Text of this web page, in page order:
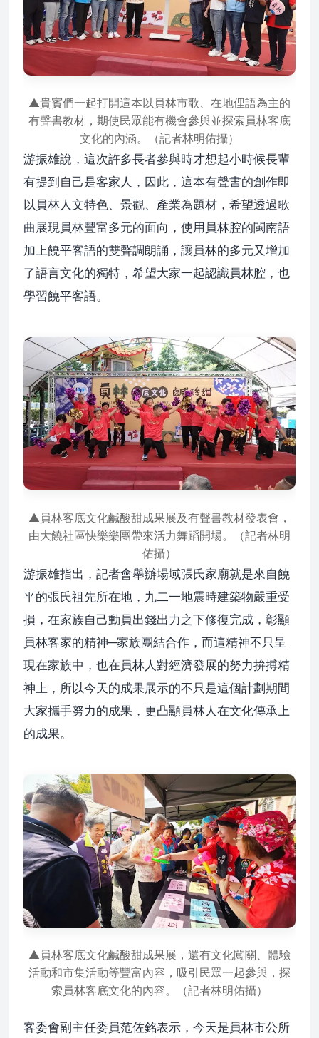
▲貴賓們一起打開這本以員林市歌、在地俚語為主的
有聲書教材，期使民眾能有機會參與並探索員林客底
文化的內涵。（記者林明佑攝）
游振雄說，這次許多長者參與時才想起小時候長輩
有提到自己是客家人，因此，這本有聲書的創作即
以員林人文特色、景觀、產業為題材，希望透過歌
曲展現員林豐富多元的面向，使用員林腔的閩南語
加上饒平客語的雙聲調朗誦，讓員林的多元又增加
了語言文化的獨特，希望大家一起認識員林腔，也
學習饒平客語。
▲員林客底文化鹹酸甜成果展及有聲書教材發表會，
由大饒社區快樂樂團帶來活力舞蹈開場。（記者林明
佑攝）
游振雄指出，記者會舉辦場域張氏家廟就是來自饒
平的張氏祖先所在地，九二一地震時建築物嚴重受
損，在家族自己動員出錢出力之下修復完成，彰顯
員林客家的精神─家族團結合作，而這精神不只呈
現在家族中，也在員林人對經濟發展的努力拚搏精
神上，所以今天的成果展示的不只是這個計劃期間
大家攜手努力的成果，更凸顯員林人在文化傳承上
的成果。
▲員林客底文化鹹酸甜成果展，還有文化闖關、體驗
活動和市集活動等豐富內容，吸引民眾一起參與，探
索員林客底文化的內容。（記者林明佑攝）
客委會副主任委員范佐銘表示，今天是員林市公所